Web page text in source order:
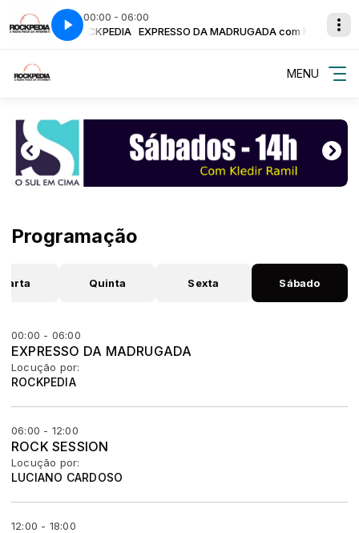
00:00 - 06:00
com ROCKPEDIA EXPRESSO DA MADRUGADA com ROCKPEDIA
FXtech - BeSurf Circuito Eletrônica - FXtech - BeSurf
MENU
Programação
Quinta Sexta Sábado
00:00 - 06:00
EXPRESSO DA MADRUGADA
Locução por:
ROCKPEDIA
06:00 - 12:00
ROCK SESSION
Locução por:
LUCIANO CARDOSO
12:00 - 18:00